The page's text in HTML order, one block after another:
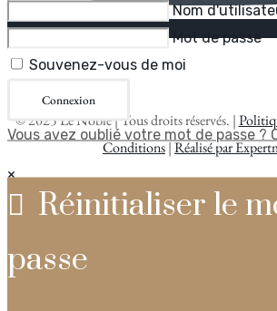
©2025Le Noble | Tous droits réservés. |
Conditions|Réalisé par
×
Nom
Mot de passe
Souvenez-vous de moi
Connexion
Vous avez oublié votre mot de passe ?
Réinitialiser le
passe